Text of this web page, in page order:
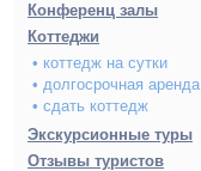
Конференц залы
Коттеджи
• коттедж на сутки
• долгосрочная аренда
• сдать коттедж
Экскурсионные туры
Отзывы туристов